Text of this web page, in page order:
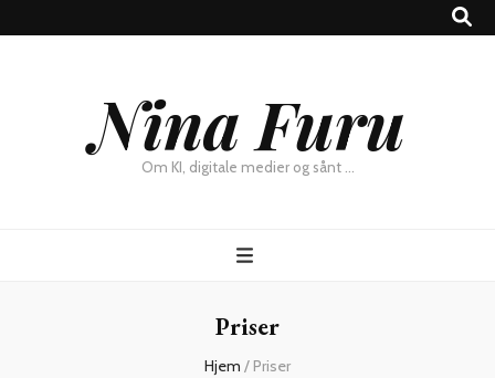
Nina Furu
Om KI, digitale medier og sånt …
Priser
Hjem / Priser